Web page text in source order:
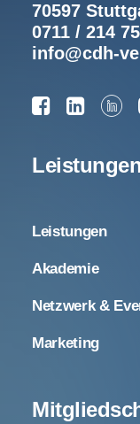
70597
0711 / 214
info@cdh-
Leistungen
Akademie
Netzwerk &
Marketing